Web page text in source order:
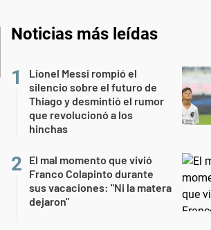
Noticias más leídas
Lionel Messi rompió el
silencio sobre el futuro de
Thiago y desmintió el rumor
que revolucionó a los
hinchas
El mal momento que vivió
Franco Colapinto durante
sus vacaciones: "Ni la matera
dejaron"